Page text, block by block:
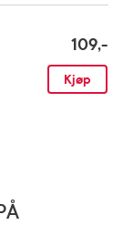
109,-
Kjøp